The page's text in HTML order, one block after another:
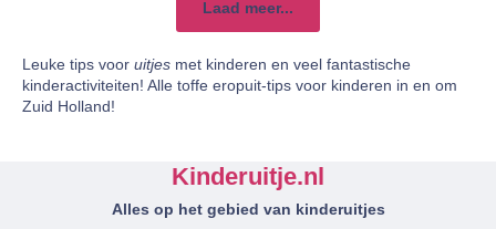
Laad meer...
Leuke tips voor uitjes met kinderen en veel fantastische
kinderactiviteiten! Alle toffe eropuit-tips voor kinderen in en om
Zuid Holland!
Kinderuitje.nl
Alles op het gebied van kinderuitjes